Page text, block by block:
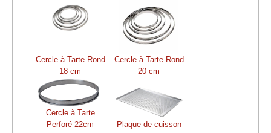
Cercle à Tarte Rond
18 cm
Cercle à Tarte Rond
20 cm
Cercle à Tarte
Perforé 22cm
Plaque de cuisson